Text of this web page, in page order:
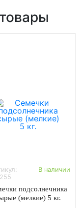
В наличии
подсолнечника
(мелкие) 5 кг.